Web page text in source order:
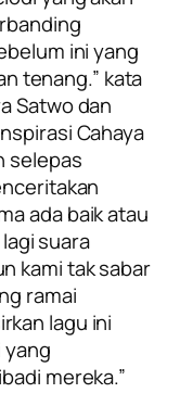
ini yang
tenang.” kata
Satwo dan
Cahaya
selepas
ada baik atau
suara
kami tak sabar
ramai
lagu ini
yang
mereka.”